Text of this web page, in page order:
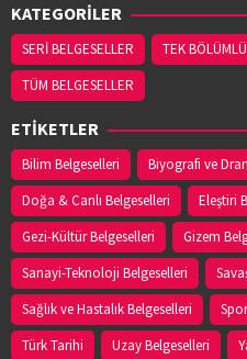
KATEGORİLER
SERİ BELGESELLER
TEK
TÜM BELGESELLER
ETİKETLER
Bilim Belgeselleri Biyografi ve
Doğa & Canlı Belgeselleri
Eleştiri
Gezi-Kültür Belgeselleri
Gizem
Sanayi-Teknoloji Belgeselleri
Sağlık ve Hastalık Belgeselleri
Türk Tarihi
Uzay Belgeselleri